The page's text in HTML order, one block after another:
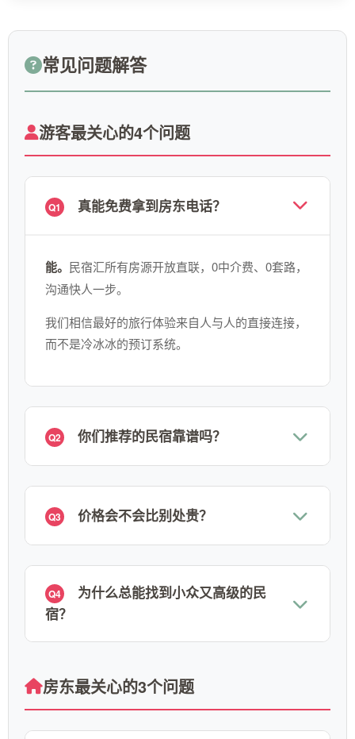
常见问题解答
游客最关心的4个问题
Q1 真能免费拿到房东电话？
能。 民宿汇所有房源开放直联，0中介费、0套路，
沟通快人一步。
我们相信最好的旅行体验来自人与人的直接连接，
而不是冷冰冰的预订系统。
Q2 你们推荐的民宿靠谱吗？
Q3 价格会不会比别处贵？
Q4
为什么总能找到小众又高级的民
宿？
房东最关心的3个问题